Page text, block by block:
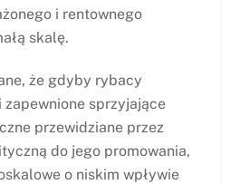
i rentownego
skalę.
że gdyby rybacy
zapewnione sprzyjające
przewidziane przez
do jego promowania,
o niskim wpływie